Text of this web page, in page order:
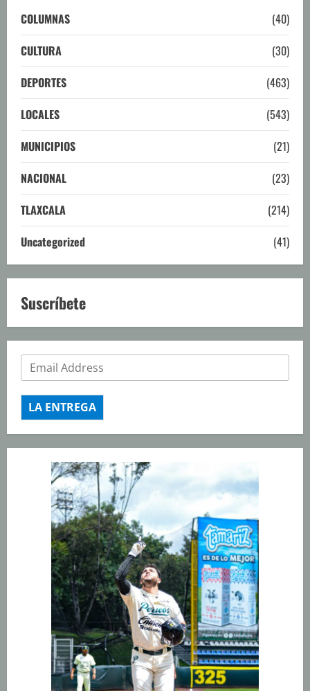
COLUMNAS
(40)
CULTURA
(30)
DEPORTES
(463)
LOCALES
(543)
MUNICIPIOS
(21)
NACIONAL
(23)
TLAXCALA
(214)
Uncategorized
(41)
Suscríbete
LA ENTREGA